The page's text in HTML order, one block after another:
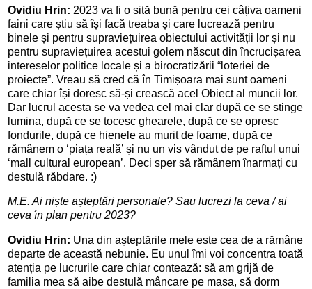
Ovidiu Hrin: 2023 va fi o sită bună pentru cei câțiva oameni
faini care știu să își facă treaba și care lucrează pentru
binele și pentru supraviețuirea obiectului activității lor și nu
pentru supraviețuirea acestui golem născut din încrucișarea
intereselor politice locale și a birocratizării “loteriei de
proiecte”. Vreau să cred că în Timișoara mai sunt oameni
care chiar își doresc să-și crească acel Obiect al muncii lor.
Dar lucrul acesta se va vedea cel mai clar după ce se stinge
lumina, după ce se tocesc ghearele, după ce se opresc
fondurile, după ce hienele au murit de foame, după ce
rămânem o ‘piața reală’ și nu un vis vândut de pe raftul unui
‘mall cultural european’. Deci sper să rămânem înarmați cu
destulă răbdare. :)
M.E. Ai niște așteptări personale? Sau lucrezi la ceva / ai
ceva în plan pentru 2023?
Ovidiu Hrin: Una din așteptările mele este cea de a rămâne
departe de această nebunie. Eu unul îmi voi concentra toată
atenția pe lucrurile care chiar contează: să am grijă de
familia mea să aibe destulă mâncare pe masa, să dorm